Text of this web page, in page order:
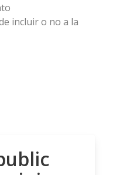
incluir o no a la